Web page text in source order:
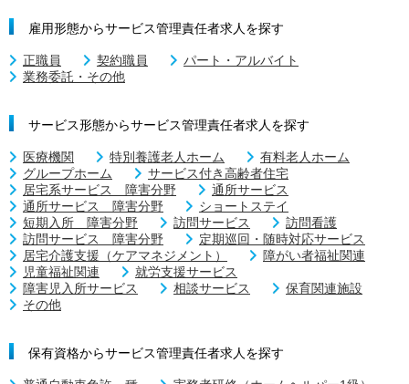
雇用形態からサービス管理責任者求人を探す
正職員 契約職員
パート・アルバイト
業務委託・その他
サービス形態からサービス管理責任者求人を探す
医療機関 特別養護老人ホーム
有料老人ホーム
グループホーム
サービス付き高齢者住宅
居宅系サービス 障害分野
通所サービス
通所サービス 障害分野
ショートステイ
短期入所 障害分野
訪問サービス
訪問看護
訪問サービス 障害分野
定期巡回・随時対応サービス
居宅介護支援（ケアマネジメント）
障がい者福祉関連
児童福祉関連
就労支援サービス
障害児入所サービス
相談サービス
保育関連施設
その他
保有資格からサービス管理責任者求人を探す